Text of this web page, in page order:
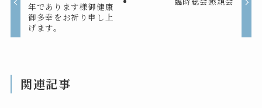
年であります様御健康
御多幸をお祈り申し上
げます。
関連記事